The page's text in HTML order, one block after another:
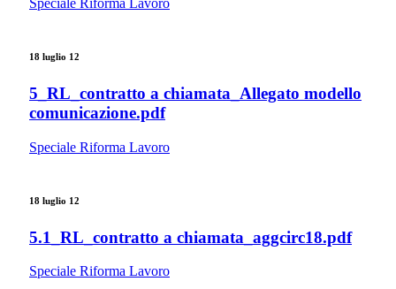
Speciale Riforma Lavoro
18 luglio 12
5_RL_contratto a chiamata_Allegato modello
comunicazione.pdf
Speciale Riforma Lavoro
18 luglio 12
5.1_RL_contratto a chiamata_aggcirc18.pdf
Speciale Riforma Lavoro